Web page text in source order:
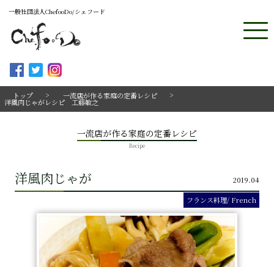
一般社団法人ChefooDo/シェフード
トップ 一流店が作る家庭の定番レシピ
洋風肉じゃがレシピ 工藤敏之
一流店が作る家庭の定番レシピ
Recipe
洋風肉じゃが 2019.04
フランス料理/ French